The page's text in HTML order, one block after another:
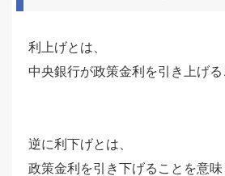
利上げとは、
中央銀行が政策金利を引き上げる
逆に利下げとは、
政策金利を引き下げることを意味